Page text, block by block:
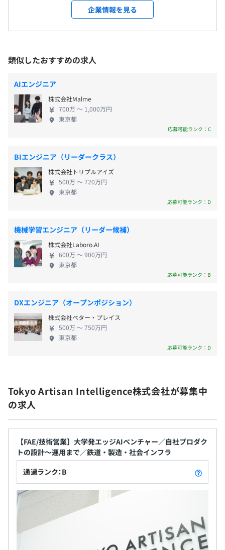
会社の定める場所（テレワークをおこなう場所を含む）
従業員に対する受動喫煙対策：屋内原則禁煙（喫煙室あ
り）
社会保険完備（健康保険・厚生年金加入・雇用保険・労災
保険）
3カ月（短縮の可能性あり）
とながら、お客様・社会からあらゆる場面において
信頼される企業を目指すことが、さらなる社会実装
につながるものと信じ、創業以来まっすぐに取り組
のシステム構築や大規模案件に取り組む機会が生ま
れ実績を残してきています。 さらなる飛躍を目指
し、常にAIのプロ集団として、知識・スキルを磨きつ
つ、お客様に信頼されるよう日々邁進していきたい
と考えています。 まだまだこれからの会社です。 自
分たちの質を上げるということは、会社の質を上げ
ることに直結します。また自分たちでこれからつくっ
も成長したい方、ぜひ一緒に挑戦していきましょ
う。 【エンジニアが当社で働く魅力】 ■01：高度な
検出精度、速度、能力の追求 当社はディープラーニ
ングを用いた自社開発のアルゴリズムを駆使し、検
出精度、処理速度、能力において業界トップクラス
んでおり、端末上でも高度なAI処理が可能な技術を習
得するチャンスが広がります。 ■02：フルスクラッ
チによるオーダーメイド開発 お客様のニーズに基づ
き、フルスクラッチでソフトウェアを開発するた
め、エンジニアとしてゼロからシステムを構築する
スキルを高めることができます。 ■03：ハードとソ
フトを一貫して提案・実装 当社では、AIだけでな
く、現場に応じたハードウェアの設計や仕様を一気
通貫で提案・実装しています。ソフトウェアだけでな
おこない、多様なプロジェクトに参画できます。
■04：使用現場に応じたコンサルティングスキルの
習得 エンジニアとして、ただ開発をおこなうだけで
なく、AIの導入現場に応じたコンサルティングもお
こないます。現場の課題を理解し、最適なソリューシ
ョンを提案することで、技術者としての視野を広げ、
プロフェッショナルなコンサルティングスキルを身
につけることができます。AIの導入効果を最大化する
ための総合的なサポートを提供し、エンジニアとし
ての価値を高められる環境です。
企業情報を見る
類似したおすすめの求人
AIエンジニア
株式会社Malme
700万 〜 1,000万円
東京都
応募可能ランク：C
BIエンジニア（リーダークラス）
株式会社トリプルアイズ
500万 〜 720万円
東京都
応募可能ランク：D
機械学習エンジニア（リーダー候補）
株式会社Laboro.AI
600万 〜 900万円
東京都
応募可能ランク：B
DXエンジニア（オープンポジション）
株式会社ベター・プレイス
500万 〜 750万円
東京都
応募可能ランク：D
Tokyo Artisan Intelligence株式会社が募集中
の求人
【FAE/技術営業】大学発エッジAIベンチャー／自社プロダク
トの設計～運用まで／鉄道・製造・社会インフラ
通過ランク：B